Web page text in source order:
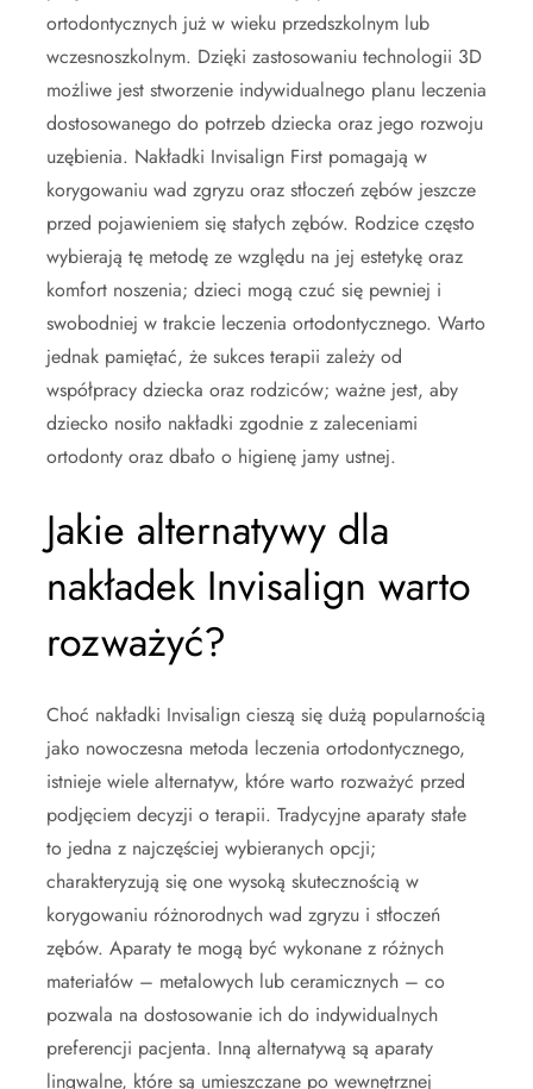
ortodontycznych już w wieku przedszkolnym lub
wczesnoszkolnym. Dzięki zastosowaniu technologii 3D
możliwe jest stworzenie indywidualnego planu leczenia
dostosowanego do potrzeb dziecka oraz jego rozwoju
uzębienia. Nakładki Invisalign First pomagają w
korygowaniu wad zgryzu oraz stłoczeń zębów jeszcze
przed pojawieniem się stałych zębów. Rodzice często
wybierają tę metodę ze względu na jej estetykę oraz
komfort noszenia; dzieci mogą czuć się pewniej i
swobodniej w trakcie leczenia ortodontycznego. Warto
jednak pamiętać, że sukces terapii zależy od
współpracy dziecka oraz rodziców; ważne jest, aby
dziecko nosiło nakładki zgodnie z zaleceniami
ortodonty oraz dbało o higienę jamy ustnej.
Jakie alternatywy dla
nakładek Invisalign warto
rozważyć?
Choć nakładki Invisalign cieszą się dużą popularnością
jako nowoczesna metoda leczenia ortodontycznego,
istnieje wiele alternatyw, które warto rozważyć przed
podjęciem decyzji o terapii. Tradycyjne aparaty stałe
to jedna z najczęściej wybieranych opcji;
charakteryzują się one wysoką skutecznością w
korygowaniu różnorodnych wad zgryzu i stłoczeń
zębów. Aparaty te mogą być wykonane z różnych
materiałów – metalowych lub ceramicznych – co
pozwala na dostosowanie ich do indywidualnych
preferencji pacjenta. Inną alternatywą są aparaty
lingwalne, które są umieszczane po wewnętrznej